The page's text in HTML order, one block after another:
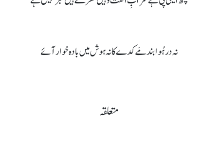
نہ در ہُوا بند مَے کدے کا نہ ہوش میں بادہ خوار آئے
متعلقہ